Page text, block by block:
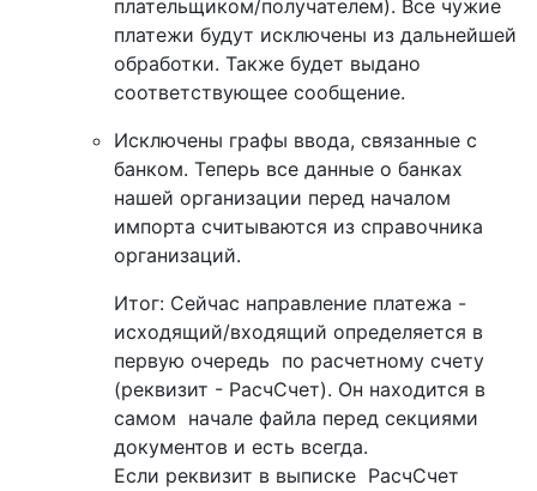
плательщиком/получателем). Все чужие
платежи будут исключены из дальнейшей
обработки. Также будет выдано
соответствующее сообщение.
Исключены графы ввода, связанные с
банком. Теперь все данные о банках
нашей организации перед началом
импорта считываются из справочника
организаций.
Итог: Сейчас направление платежа -
исходящий/входящий определяется в
первую очередь по расчетному счету
(реквизит - РасчСчет). Он находится в
самом начале файла перед секциями
документов и есть всегда.
Если реквизит в выписке РасчСчет